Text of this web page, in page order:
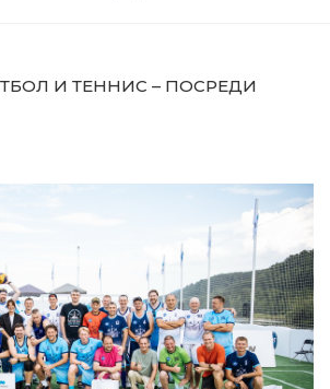
И ТЕННИС – ПОСРЕДИ